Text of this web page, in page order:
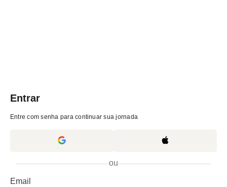
Entrar
Entre com senha para continuar sua jornada
ou
Email